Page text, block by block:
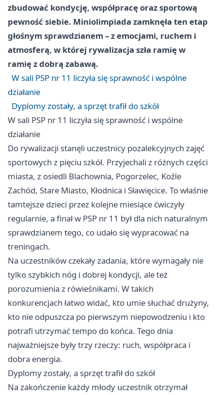
zbudować kondycję, współpracę oraz sportową
pewność siebie. Miniolimpiada zamknęła ten etap
głośnym sprawdzianem – z emocjami, ruchem i
atmosferą, w której rywalizacja szła ramię w
ramię z dobrą zabawą.
W sali PSP nr 11 liczyła się sprawność i wspólne
działanie
Dyplomy zostały, a sprzęt trafił do szkół
W sali PSP nr 11 liczyła się sprawność i wspólne
działanie
Do rywalizacji stanęli uczestnicy pozalekcyjnych zajęć
sportowych z pięciu szkół. Przyjechali z różnych części
miasta, z osiedli Blachownia, Pogorzelec, Koźle
Zachód, Stare Miasto, Kłodnica i Sławięcice. To właśnie
tamtejsze dzieci przez kolejne miesiące ćwiczyły
regularnie, a finał w PSP nr 11 był dla nich naturalnym
sprawdzianem tego, co udało się wypracować na
treningach.
Na uczestników czekały zadania, które wymagały nie
tylko szybkich nóg i dobrej kondycji, ale też
porozumienia z rówieśnikami. W takich
konkurencjach łatwo widać, kto umie słuchać drużyny,
kto nie odpuszcza po pierwszym niepowodzeniu i kto
potrafi utrzymać tempo do końca. Tego dnia
najważniejsze były trzy rzeczy: ruch, współpraca i
dobra energia.
Dyplomy zostały, a sprzęt trafił do szkół
Na zakończenie każdy młody uczestnik otrzymał